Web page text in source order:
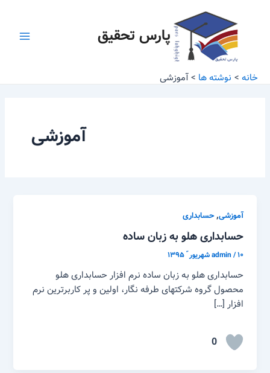
پارس تحقیق
خانه نوشته ها آموزشی
آموزشی
آموزشی,حسابداری
حسابداری هلو به زبان ساده
admin/۱۰ شهریور ّ ۱۳۹۵
حسابداری هلو به زبان ساده نرم افزار حسابداری هلو
محصول گروه شرکتهای طرفه نگار، اولین و پر کاربرترین نرم
افزار […]
0